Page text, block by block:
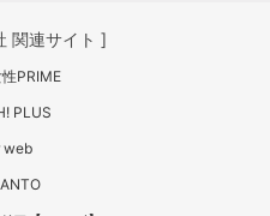
関連サイト ]
PRIME
PLUS
web